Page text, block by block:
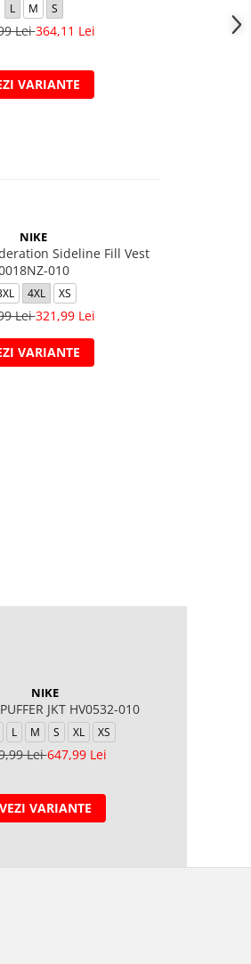
L M S
Lei364,11 Lei
VARIANTE
NIKE
Sideline Fill Vest
010
4XL XS
Lei321,99 Lei
VARIANTE
NIKE
JKT HV0532-010
L M S XL XS
Lei647,99 Lei
VEZI VARIANTE